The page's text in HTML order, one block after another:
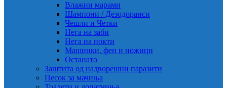
Влажни марами
Шампони / Дезодоранси
Чешли и Четки
Нега на заби
Нега на нокти
Машинки, фен и ножици
Останато
Заштита од надворешни паразити
Песок за мачиња